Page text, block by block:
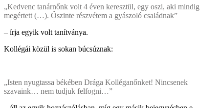
„Kedvenc tanárnőnk volt 4 éven keresztül, egy oszi, aki mindig
megértett (…). Őszinte részvétem a gyászoló családnak”
– írja egyik volt tanítványa.
Kollégái közül is sokan búcsúznak:
„Isten nyugtassa békében Drága Kolléganőnket! Nincsenek
szavaink… nem tudjuk felfogni…”